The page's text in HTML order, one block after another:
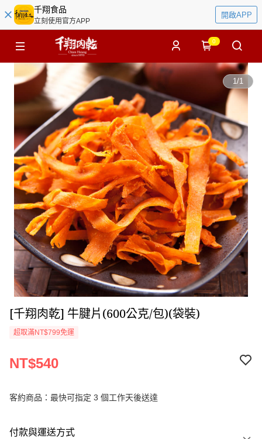
千翔食品
立刻使用官方APP
開啟APP
0
1/1
[千翔肉乾] 牛腱片(600公克/包)(袋裝)
超取滿NT$799免運
NT$540
客約商品：最快可指定 3 個工作天後送達
付款與運送方式